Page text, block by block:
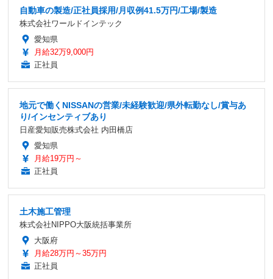
自動車の製造/正社員採用/月収例41.5万円/工場/製造
株式会社ワールドインテック
愛知県
月給32万9,000円
正社員
地元で働くNISSANの営業/未経験歓迎/県外転勤なし/賞与あ
り/インセンティブあり
日産愛知販売株式会社 内田橋店
愛知県
月給19万円～
正社員
土木施工管理
株式会社NIPPO大阪統括事業所
大阪府
月給28万円～35万円
正社員